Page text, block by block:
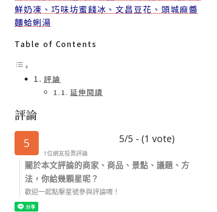
鮮奶凍、巧味坊蜜餞冰、文昌豆花、頭城麻醬
麵蛤蜊湯
Table of Contents
評論
延伸閱讀
評論
5 5/5 - (1 vote)
1位網友投票評論
關於本文評論的商家、商品、景點、議題、方
法，你給幾顆星呢？
歡迎一起點擊星號參與評論唷！